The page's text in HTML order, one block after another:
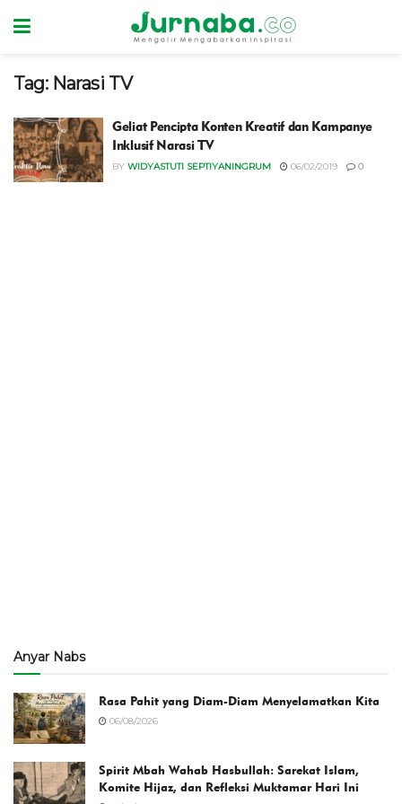
Tag: Narasi TV
Geliat Pencipta Konten Kreatif dan Kampanye
Inklusif Narasi TV
BY WIDYASTUTI SEPTIYANINGRUM 06/02/2019 0
Anyar Nabs
Rasa Pahit yang Diam-Diam Menyelamatkan Kita
06/08/2026
Spirit Mbah Wahab Hasbullah: Sarekat Islam,
Komite Hijaz, dan Refleksi Muktamar Hari Ini